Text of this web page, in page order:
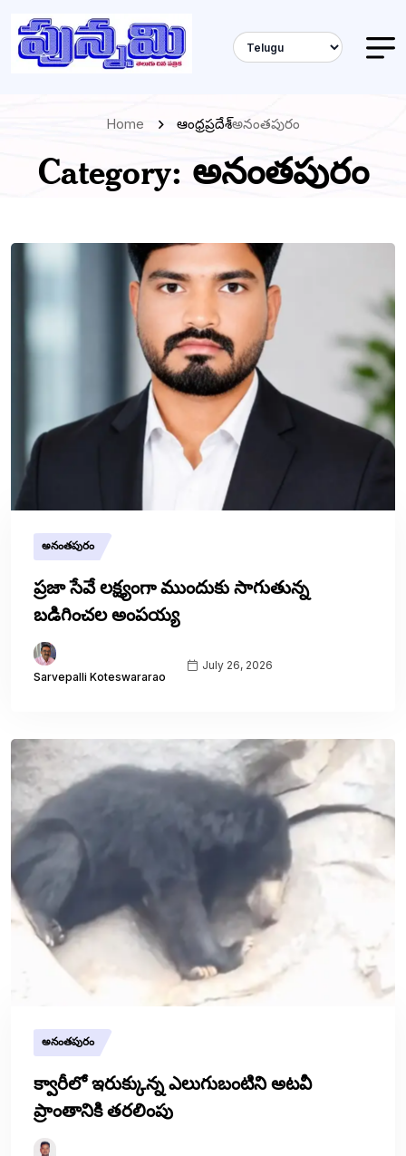
Home ఆంధ్రప్రదేశ్అనంతపురం
Category: అనంతపురం
అనంతపురం
ప్రజా సేవే లక్ష్యంగా ముందుకు సాగుతున్న
బడిగించల అంపయ్య
Sarvepalli Koteswararao
July 26, 2026
అనంతపురం
క్వారీలో ఇరుక్కున్న ఎలుగుబంటిని అటవీ
ప్రాంతానికి తరలింపు